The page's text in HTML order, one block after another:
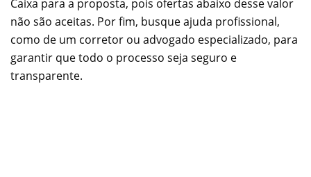
Caixa para a proposta, pois ofertas abaixo desse valor
não são aceitas. Por fim, busque ajuda profissional,
como de um corretor ou advogado especializado, para
garantir que todo o processo seja seguro e
transparente.